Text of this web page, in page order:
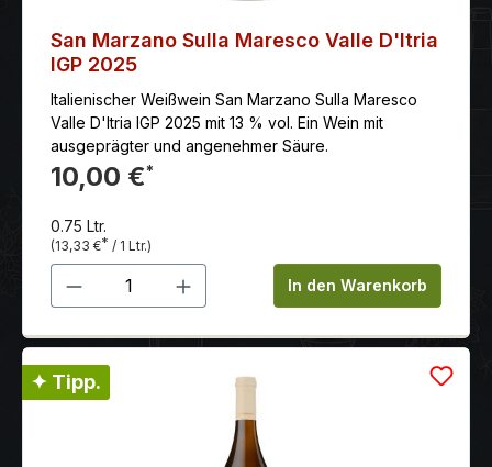
San Marzano Sulla Maresco Valle D'Itria
IGP 2025
Italienischer Weißwein San Marzano Sulla Maresco
Valle D'Itria IGP 2025 mit 13 % vol. Ein Wein mit
ausgeprägter und angenehmer Säure.
10,00 €*
0.75 Ltr.
(13,33 €* / 1 Ltr.)
Produkt Anzahl: Gib denIn den Warenkorb
✦ Tipp.